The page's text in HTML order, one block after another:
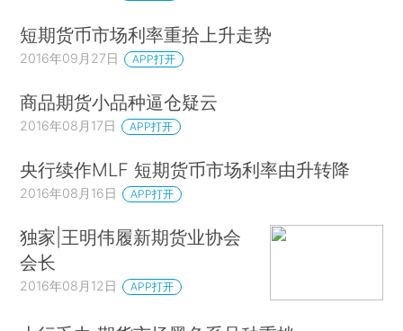
短期货币市场利率重拾上升走势
2016年09月27日 APP打开
商品期货小品种逼仓疑云
2016年08月17日 APP打开
央行续作MLF 短期货币市场利率由升转降
2016年08月16日 APP打开
独家|王明伟履新期货业协会
会长
2016年08月12日 APP打开